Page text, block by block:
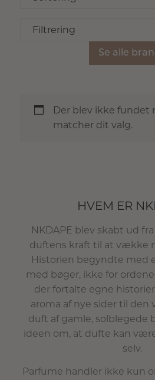
Se alle
Der blev ikke fundet
matcher dit valg.
HVEM ER
NKDAPE blev skabt ud
duftens kraft til at vække
Historien begyndte med
med bøger, ikke for
der fortalte egne
aroma af nye sider til
duft af gamle, solblegede
ideen om, at dufte kan
selv.
Parfume handler ikke kun